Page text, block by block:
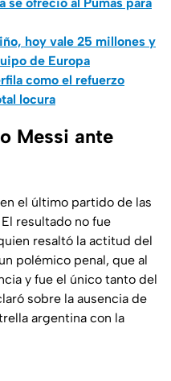
se ofreció al Pumas para
hoy vale 25 millones y
de Europa
como el refuerzo
locura
Messi ante
el último partido de las
resultado no fue
resaltó la actitud del
polémico penal, que al
y fue el único tanto del
sobre la ausencia de
argentina con la